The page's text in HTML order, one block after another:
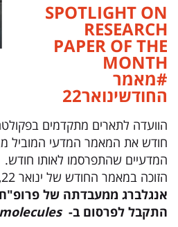
SPOTLIGHT ON
RESEARCH
PAPER OF THE
MONTH
#מאמר
החודשינואר22
הוועדה לתארים מתקדמים
חודש את המאמר המדעי המוביל
המדעיים שהתפרסמו לאותו
הזוכה במאמר החודש של ינואר 22, הוא הדוקטורנט
אנגלברג ממעבדתה של
התקבל לפרסום ב-